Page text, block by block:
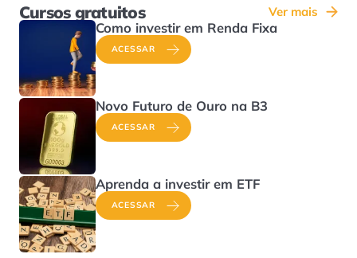
Cursos gratuitos Ver mais
Como investir em Renda Fixa
ACESSAR
Novo Futuro de Ouro na B3
ACESSAR
Aprenda a investir em ETF
ACESSAR